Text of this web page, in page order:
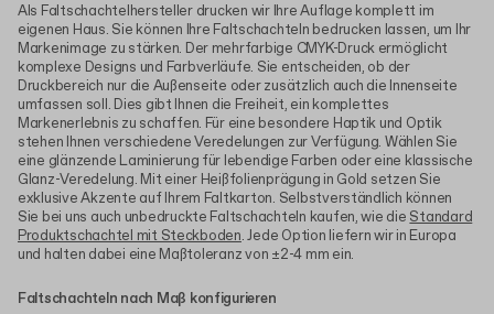
Als Faltschachtelhersteller drucken wir Ihre Auflage komplett im
eigenen Haus. Sie können Ihre Faltschachteln bedrucken lassen, um Ihr
Markenimage zu stärken. Der mehrfarbige CMYK-Druck ermöglicht
komplexe Designs und Farbverläufe. Sie entscheiden, ob der
Druckbereich nur die Außenseite oder zusätzlich auch die Innenseite
umfassen soll. Dies gibt Ihnen die Freiheit, ein komplettes
Markenerlebnis zu schaffen. Für eine besondere Haptik und Optik
stehen Ihnen verschiedene Veredelungen zur Verfügung. Wählen Sie
eine glänzende Laminierung für lebendige Farben oder eine klassische
Glanz-Veredelung. Mit einer Heißfolienprägung in Gold setzen Sie
exklusive Akzente auf Ihrem Faltkarton. Selbstverständlich können
Sie bei uns auch unbedruckte Faltschachteln kaufen, wie die Standard
Produktschachtel mit Steckboden. Jede Option liefern wir in Europa
und halten dabei eine Maßtoleranz von ±2-4 mm ein.
Faltschachteln nach Maß konfigurieren